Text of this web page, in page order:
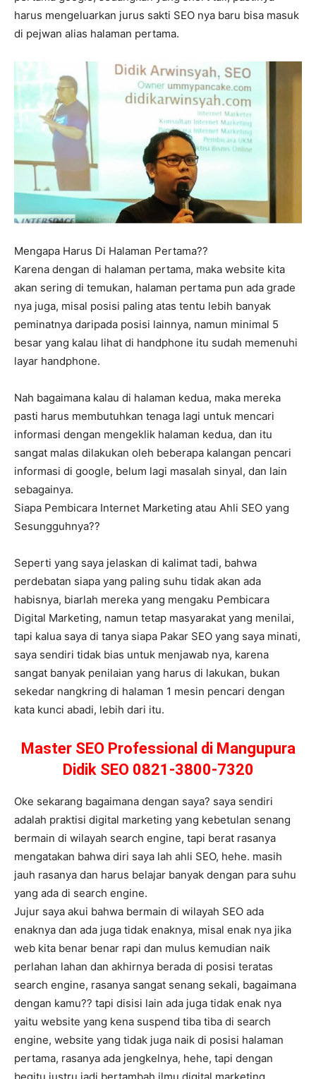
harus mengeluarkan jurus sakti SEO nya baru bisa masuk
di pejwan alias halaman pertama.
Mengapa Harus Di Halaman Pertama??
Karena dengan di halaman pertama, maka website kita
akan sering di temukan, halaman pertama pun ada grade
nya juga, misal posisi paling atas tentu lebih banyak
peminatnya daripada posisi lainnya, namun minimal 5
besar yang kalau lihat di handphone itu sudah memenuhi
layar handphone.
Nah bagaimana kalau di halaman kedua, maka mereka
pasti harus membutuhkan tenaga lagi untuk mencari
informasi dengan mengeklik halaman kedua, dan itu
sangat malas dilakukan oleh beberapa kalangan pencari
informasi di google, belum lagi masalah sinyal, dan lain
sebagainya.
Siapa Pembicara Internet Marketing atau Ahli SEO yang
Sesungguhnya??
Seperti yang saya jelaskan di kalimat tadi, bahwa
perdebatan siapa yang paling suhu tidak akan ada
habisnya, biarlah mereka yang mengaku Pembicara
Digital Marketing, namun tetap masyarakat yang menilai,
tapi kalua saya di tanya siapa Pakar SEO yang saya minati,
saya sendiri tidak bias untuk menjawab nya, karena
sangat banyak penilaian yang harus di lakukan, bukan
sekedar nangkring di halaman 1 mesin pencari dengan
kata kunci abadi, lebih dari itu.
Master SEO Professional di Mangupura
Didik SEO 0821-3800-7320
Oke sekarang bagaimana dengan saya? saya sendiri
adalah praktisi digital marketing yang kebetulan senang
bermain di wilayah search engine, tapi berat rasanya
mengatakan bahwa diri saya lah ahli SEO, hehe. masih
jauh rasanya dan harus belajar banyak dengan para suhu
yang ada di search engine.
Jujur saya akui bahwa bermain di wilayah SEO ada
enaknya dan ada juga tidak enaknya, misal enak nya jika
web kita benar benar rapi dan mulus kemudian naik
perlahan lahan dan akhirnya berada di posisi teratas
search engine, rasanya sangat senang sekali, bagaimana
dengan kamu?? tapi disisi lain ada juga tidak enak nya
yaitu website yang kena suspend tiba tiba di search
engine, website yang tidak juga naik di posisi halaman
pertama, rasanya ada jengkelnya, hehe, tapi dengan